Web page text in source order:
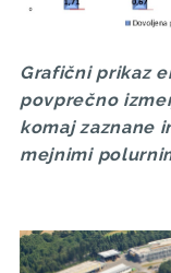
Grafični prikaz
povprečno
komaj zaznane
mejnimi